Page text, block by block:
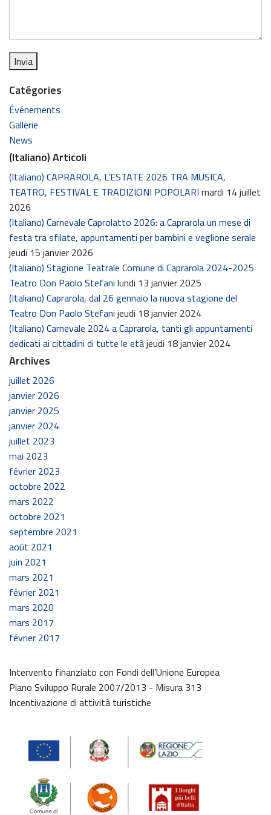
Catégories
Événements
Gallerie
News
(Italiano) Articoli
(Italiano) CAPRAROLA, L’ESTATE 2026 TRA MUSICA,
TEATRO, FESTIVAL E TRADIZIONI POPOLARI mardi 14 juillet
2026
(Italiano) Carnevale Caprolatto 2026: a Caprarola un mese di
festa tra sfilate, appuntamenti per bambini e veglione serale
jeudi 15 janvier 2026
(Italiano) Stagione Teatrale Comune di Caprarola 2024-2025
Teatro Don Paolo Stefani lundi 13 janvier 2025
(Italiano) Caprarola, dal 26 gennaio la nuova stagione del
Teatro Don Paolo Stefani jeudi 18 janvier 2024
(Italiano) Carnevale 2024 a Caprarola, tanti gli appuntamenti
dedicati ai cittadini di tutte le etàjeudi 18 janvier 2024
Archives
juillet 2026
janvier 2026
janvier 2025
janvier 2024
juillet 2023
mai 2023
février 2023
octobre 2022
mars 2022
octobre 2021
septembre 2021
août 2021
juin 2021
mars 2021
février 2021
mars 2020
mars 2017
février 2017
Intervento finanziato con Fondi dell’Unione Europea
Piano Sviluppo Rurale 2007/2013 - Misura 313
Incentivazione di attività turistiche